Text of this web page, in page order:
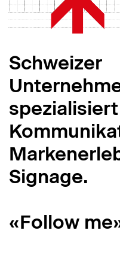
Schweizer
Signage.
«Follow